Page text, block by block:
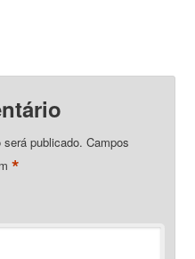
publicado. Campos
*